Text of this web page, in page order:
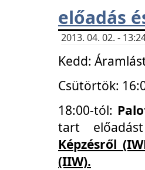
előadás
2013. 04. 02. -
Kedd:
Csütörtök:
18:00-tól:
tart
Képzésről
(IIW).